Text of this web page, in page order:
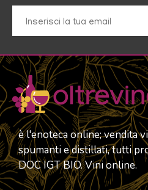
è l'enoteca online; vendita
spumanti e distillati, tutti
DOC IGT BIO. Vini online.